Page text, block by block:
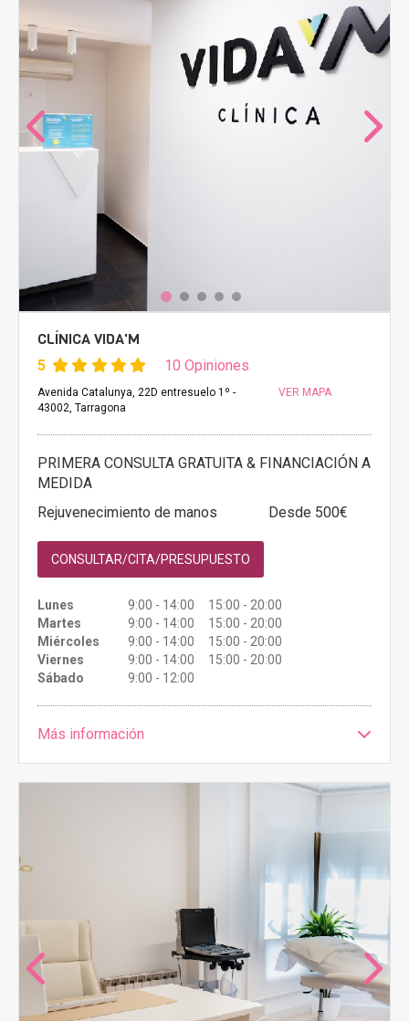
CLÍNICA VIDA'M
5 10 Opiniones
Avenida Catalunya, 22D entresuelo 1º -
43002, Tarragona
VER MAPA
PRIMERA CONSULTA GRATUITA & FINANCIACIÓN A
MEDIDA
Rejuvenecimiento de manos
Desde 500€
CONSULTAR/CITA/PRESUPUESTO
Lunes
9:00 - 14:00 15:00 - 20:00
Martes
9:00 - 14:00 15:00 - 20:00
Miércoles
9:00 - 14:00 15:00 - 20:00
Viernes
9:00 - 14:00 15:00 - 20:00
Sábado
9:00 - 12:00
Más información